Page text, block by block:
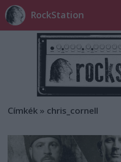
RockStation
Címkék » chris_cornell